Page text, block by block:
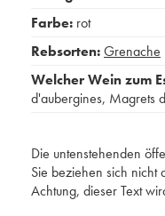
Farbe: rot
Rebsorten:Grenache
Welcher Wein zum
d'aubergines, Magrets
Die untenstehenden
Sie beziehen sich nicht
Achtung, dieser Text